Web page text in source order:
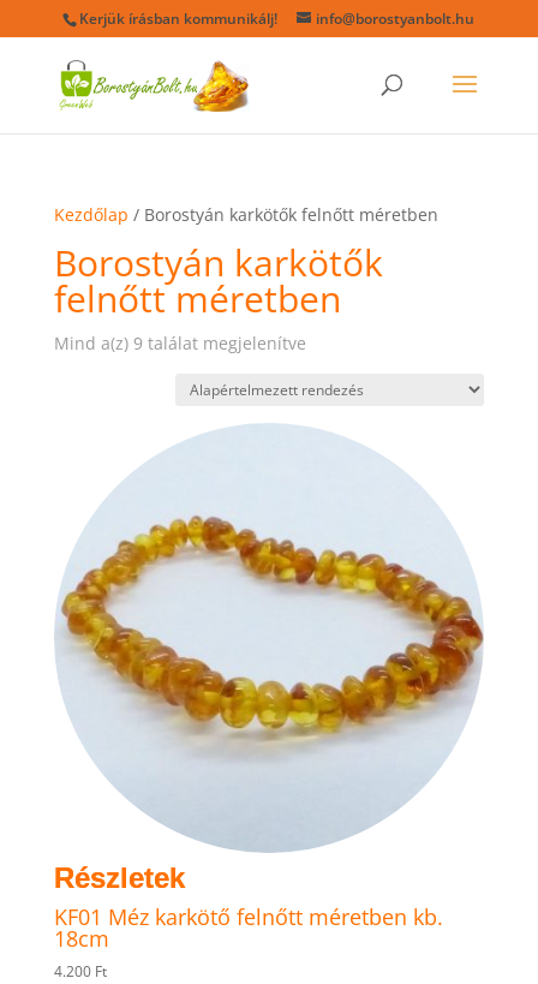
Kerjük írásban kommunikálj! info@borostyanbolt.hu
Kezdőlap / Borostyán karkötők felnőtt méretben
Borostyán karkötők
felnőtt méretben
Mind a(z) 9 találat megjelenítve
KF01 Méz karkötő felnőtt méretben kb.
18cm
4.200 Ft